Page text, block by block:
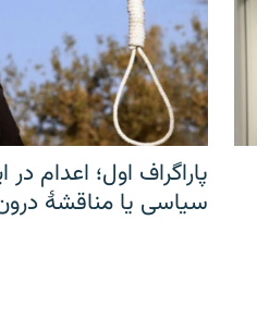
پاراگراف اول؛ اعدام در
سیاسی یا مناقشهٔ